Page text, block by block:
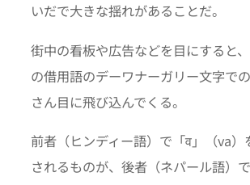
いだで大きな揺れがあることだ。
街中の看板や広告などを目にすると
の借用語のデーワナーガリー文字で
さん目に飛び込んでくる。
前者（ヒンディー語）で「व」（va）
されるものが、後者（ネパール語）で